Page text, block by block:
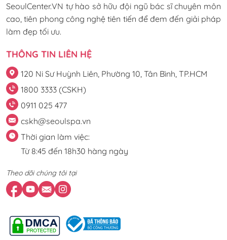
SeoulCenter.VN tự hào sở hữu đội ngũ bác sĩ chuyên môn
cao, tiên phong công nghệ tiên tiến để đem đến giải pháp
làm đẹp tối ưu.
THÔNG TIN LIÊN HỆ
120 Ni Sư Huỳnh Liên, Phường 10, Tân Bình, TP.HCM
1800 3333 (CSKH)
0911 025 477
cskh@seoulspa.vn
Thời gian làm việc:
Từ 8:45 đến 18h30 hàng ngày
Theo dõi chúng tôi tại